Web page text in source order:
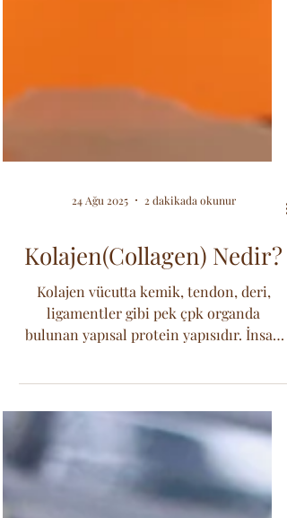
24 Ağu 2025 2 dakikada okunur
Kolajen(Collagen) Nedir?
Kolajen vücutta kemik, tendon, deri,
bulunan yapısal protein yapısıdır. İnsan